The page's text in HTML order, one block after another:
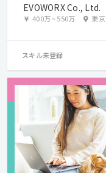
EVOWORX Co., Ltd.
400万~550万 東京
スキル未登録